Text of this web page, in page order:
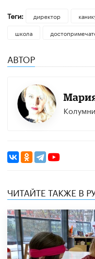
Теги: директор
школа
АВТОР
ЧИТАЙТЕ ТАКЖЕ В